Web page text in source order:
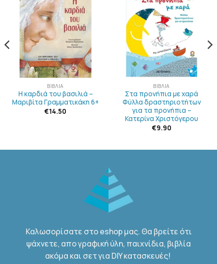
ΠΡΟΣΘΉΚΗ
ΣΤΗΝ
ΛΊΣΤΑ
ΕΠΙΘΥΜΙΏΝ
ΒΙΒΛΊΑ
Η καρδιά του βασιλιά –
Μαριβίτα Γραμματικάκη 6+
€14.50
ΠΡΟΣΘΉΚΗ
ΣΤΗΝ
ΛΊΣΤΑ
ΕΠΙΘΥΜΙΏΝ
ΒΙΒΛΊΑ
Στα προνήπια με χαρά
Φύλλα δραστηριοτήτων
για τα προνήπια –
Κατερίνα Χριστόγερου
€9.90
Καλωσορίσατε στο eshop μας. Θα βρείτε ότι
ψάχνετε, απο γραφική ύλη, παιχνίδια, βιβλία
ακόμα και σετ για DIY κατασκευές!